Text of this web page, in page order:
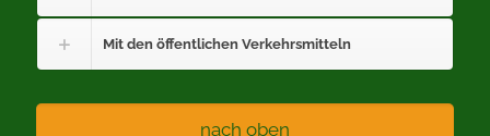
Mit den öffentlichen Verkehrsmitteln
nach oben